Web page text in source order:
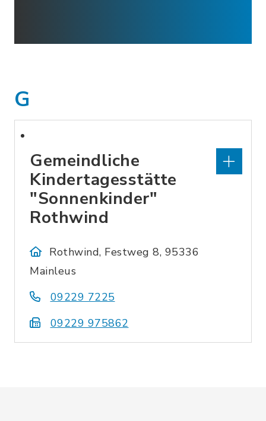
G
Gemeindliche
Kindertagesstätte
"Sonnenkinder"
Rothwind
Rothwind, Festweg 8, 95336
Mainleus
09229 7225
09229 975862